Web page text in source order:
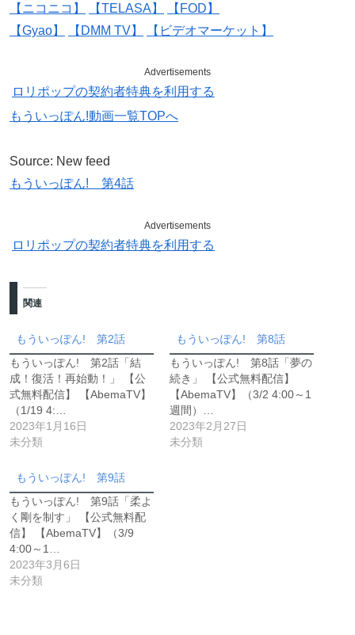
【ニコニコ】
【TELASA】
【FOD】
【Gyao】
【DMM TV】 【ビデオマーケット】
Advertisements
ロリポップの契約者特典を利用する
もういっぽん!動画一覧TOPへ
Source: New feed
もういっぽん! 第4話
Advertisements
ロリポップの契約者特典を利用する
関連
もういっぽん! 第2話
もういっぽん! 第2話「結
成！復活！再始動！」 【公
式無料配信】 【AbemaTV】
（1/19 4:…
2023年1月16日
未分類
もういっぽん! 第8話
もういっぽん! 第8話「夢の
続き」 【公式無料配信】
【AbemaTV】（3/2 4:00～1
週間）…
2023年2月27日
未分類
もういっぽん! 第9話
もういっぽん! 第9話「柔よ
く剛を制す」 【公式無料配
信】 【AbemaTV】（3/9
4:00～1…
2023年3月6日
未分類